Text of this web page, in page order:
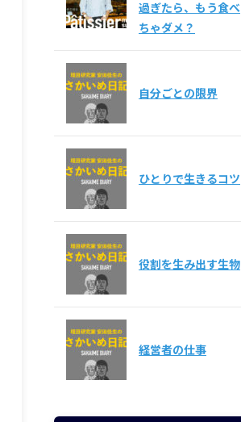
過ぎたら、もう食べ
ちゃダメ？
自分ごとの限界
ひとりで生きるコツ
役割を生み出す生物
経営者の仕事